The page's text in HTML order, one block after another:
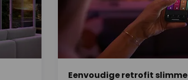
Eenvoudige retrofit slimme